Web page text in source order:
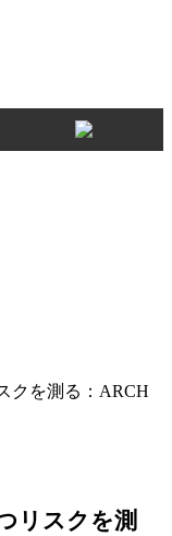
クを測る：ARCH
リスクを測